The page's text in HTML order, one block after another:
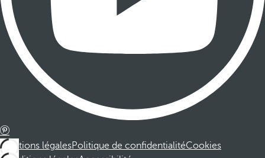
Mentions légalesPolitique de confidentialitéCookies